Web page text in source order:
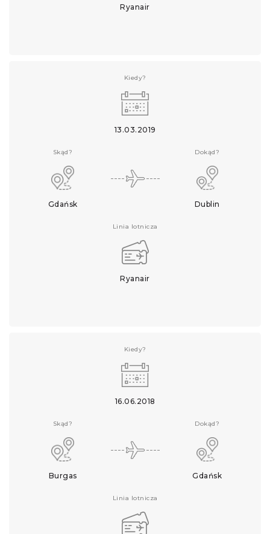
Ryanair
Kiedy?
13.03.2019
Skąd?
Gdańsk
Dokąd?
Dublin
Linia lotnicza
Ryanair
Kiedy?
16.06.2018
Skąd?
Burgas
Dokąd?
Gdańsk
Linia lotnicza